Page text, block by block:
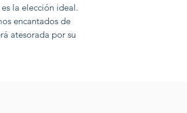
la elección ideal.
encantados de
atesorada por su